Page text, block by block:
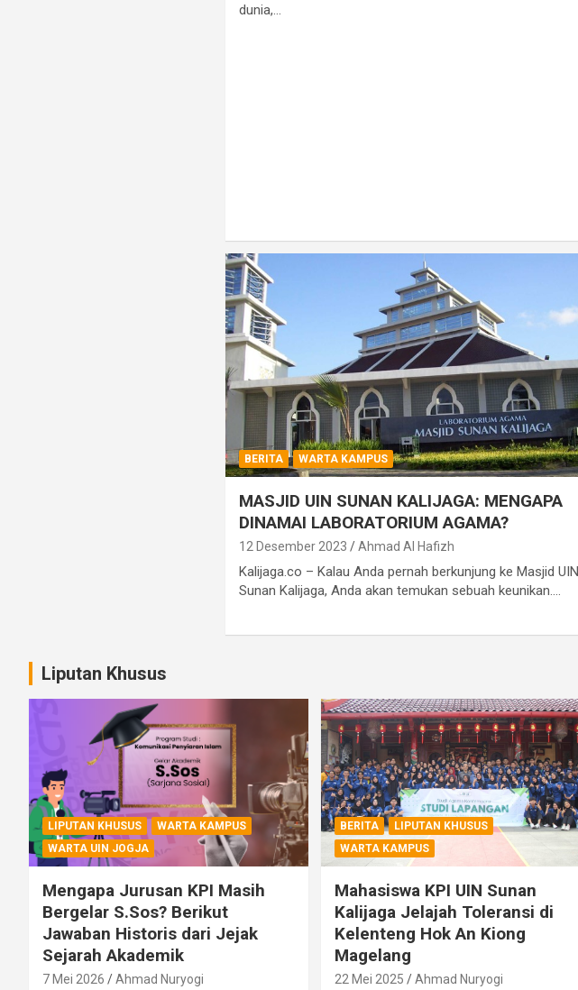
dunia,…
BERITA WARTA KAMPUS
MASJID UIN SUNAN KALIJAGA: MENGAPA
DINAMAI LABORATORIUM AGAMA?
12 Desember 2023 Ahmad Al Hafizh
Kalijaga.co – Kalau Anda pernah berkunjung ke Masjid UIN
Sunan Kalijaga, Anda akan temukan sebuah keunikan.…
Liputan Khusus
LIPUTAN KHUSUS
WARTA KAMPUS
WARTA UIN JOGJA
Mengapa Jurusan KPI Masih
Bergelar S.Sos? Berikut
Jawaban Historis dari Jejak
Sejarah Akademik
7 Mei 2026 Ahmad Nuryogi
BERITA
LIPUTAN KHUSUS
WARTA KAMPUS
Mahasiswa KPI UIN Sunan
Kalijaga Jelajah Toleransi di
Kelenteng Hok An Kiong
Magelang
22 Mei 2025 Ahmad Nuryogi